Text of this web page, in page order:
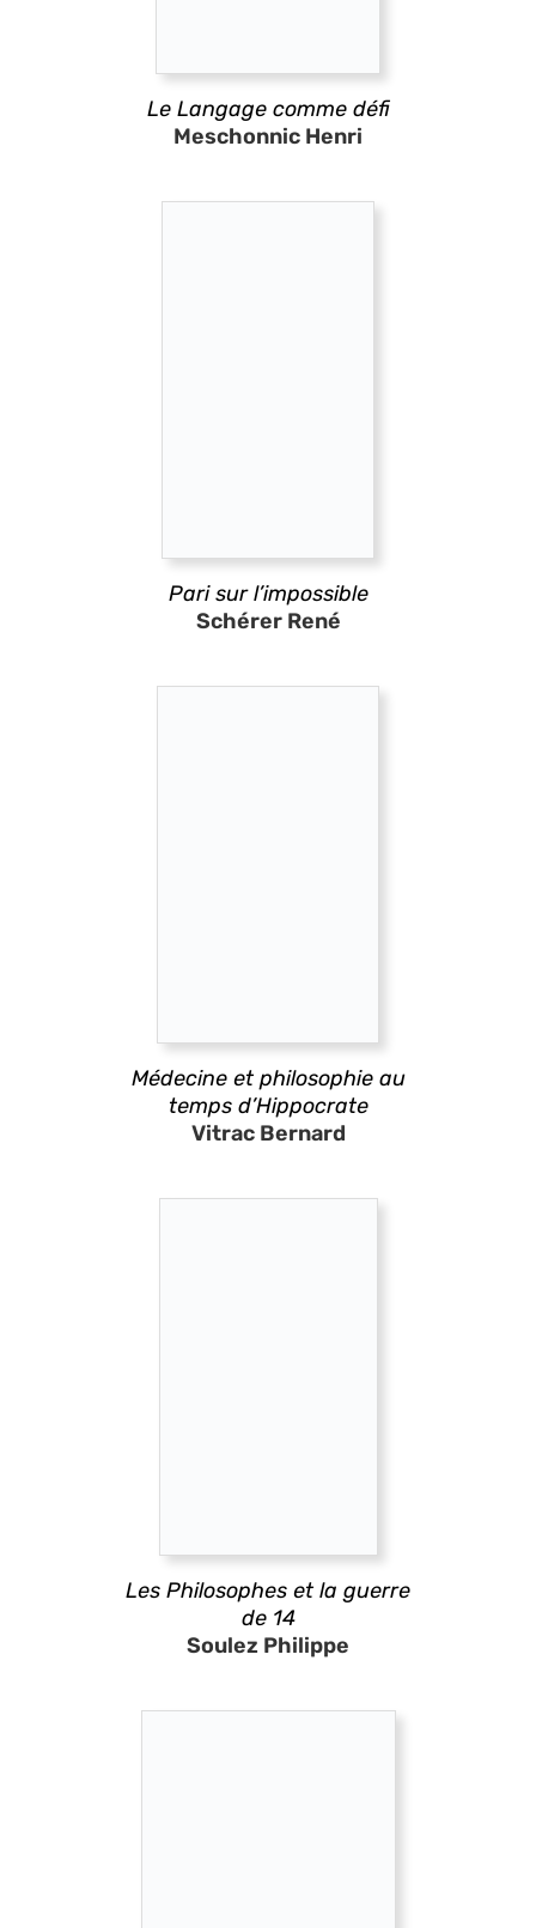
Le Langage comme défi
Meschonnic Henri
Pari sur l’impossible
Schérer René
Médecine et philosophie au
temps d’Hippocrate
Vitrac Bernard
Les Philosophes et la guerre
de 14
Soulez Philippe